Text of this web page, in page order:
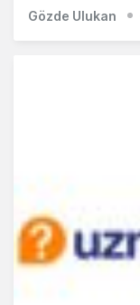
Gözde Ulukan